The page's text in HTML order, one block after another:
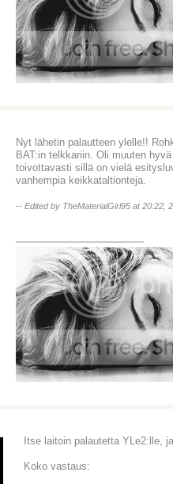
Nyt lähetin palautteen ylelle!!
BAT:in telkkariin. Oli muuten
toivottavasti sillä on vielä
vanhempia keikkataltionteja.
-- Edited by TheMaterialGirl95 at 20:22,
Itse laitoin palautetta YLe2:lle,
Koko vastaus: